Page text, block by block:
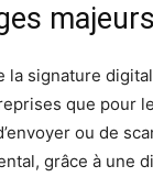
la signature
que pour
ou de
grâce à une